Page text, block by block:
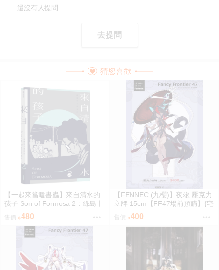
還沒有人提問
去提問
猜您喜歡
【一起來當嗑書蟲】來自清水的
孩子 Son of Formosa 2：綠島十
480
【FENNEC (九櫻)】夜玈 壓克力
立牌 15cm【FF47場前預購】{宅
400